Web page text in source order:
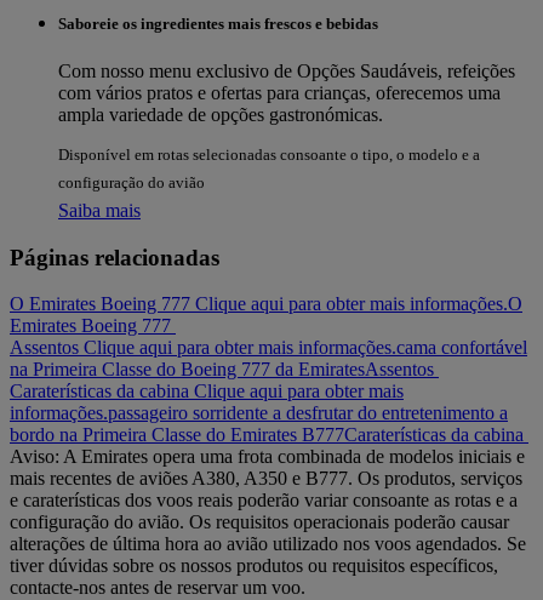
Saboreie os ingredientes mais frescos e bebidas
Com nosso menu exclusivo de Opções Saudáveis, refeições
com vários pratos e ofertas para crianças, oferecemos uma
ampla variedade de opções gastronómicas.
Disponível em rotas selecionadas consoante o tipo, o modelo e a
configuração do avião
Saiba mais
Páginas relacionadas
O Emirates Boeing 777 Clique aqui para obter mais informações.O
Emirates Boeing 777
Assentos Clique aqui para obter mais informações.cama confortável
na Primeira Classe do Boeing 777 da EmiratesAssentos
Caraterísticas da cabina Clique aqui para obter mais
informações.passageiro sorridente a desfrutar do entretenimento a
bordo na Primeira Classe do Emirates B777Caraterísticas da cabina
Aviso: A Emirates opera uma frota combinada de modelos iniciais e
mais recentes de aviões A380, A350 e B777. Os produtos, serviços
e caraterísticas dos voos reais poderão variar consoante as rotas e a
configuração do avião. Os requisitos operacionais poderão causar
alterações de última hora ao avião utilizado nos voos agendados. Se
tiver dúvidas sobre os nossos produtos ou requisitos específicos,
contacte-nos antes de reservar um voo.